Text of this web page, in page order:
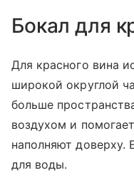
Бокал для
Для красного вина
широкой округлой
больше
воздухом и
наполняют доверху.
для воды.